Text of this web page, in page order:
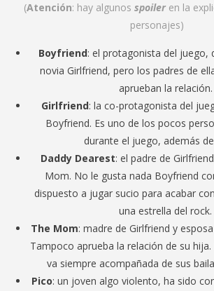
(Atención: hay algunos spoileren la
personajes)
Boyfriend: el protagonista del juego,
novia Girlfriend, pero los padres de
aprueban la relación.
Girlfriend: la co-protagonista del
Boyfriend. Es uno de los pocos
durante el juego, además
Daddy Dearest: el padre de
Mom. No le gusta nada Boyfriend
dispuesto a jugar sucio para acabar
una estrella del rock.
The Mom: madre de Girlfriend y
Tampoco aprueba la relación de su
va siempre acompañada de sus
Pico: un joven algo violento, ha sido